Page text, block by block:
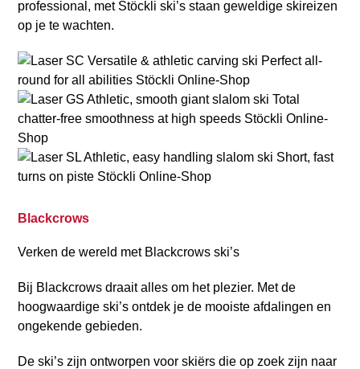
professional, met Stöckli ski’s staan geweldige skireizen
op je te wachten.
Blackcrows
Verken de wereld met Blackcrows ski’s
Bij Blackcrows draait alles om het plezier. Met de
hoogwaardige ski’s ontdek je de mooiste afdalingen en
ongekende gebieden.
De ski’s zijn ontworpen voor skiërs die op zoek zijn naar